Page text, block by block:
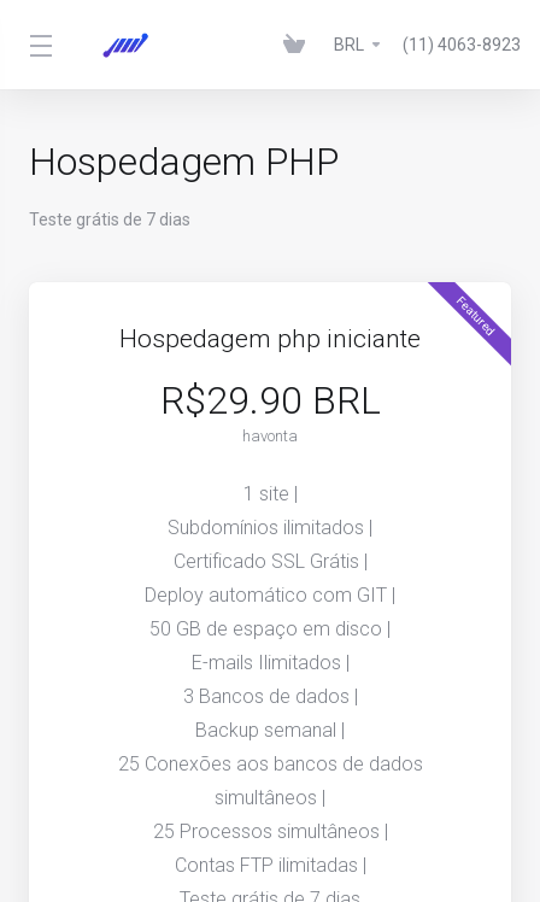
BRL (11) 4063-8923
Hospedagem PHP
Teste grátis de 7 dias
Featured
Hospedagem php iniciante
R$29.90 BRL
havonta
1 site |
Subdomínios ilimitados |
Certificado SSL Grátis |
Deploy automático com GIT |
50 GB de espaço em disco |
E-mails Ilimitados |
3 Bancos de dados |
Backup semanal |
25 Conexões aos bancos de dados
simultâneos |
25 Processos simultâneos |
Contas FTP ilimitadas |